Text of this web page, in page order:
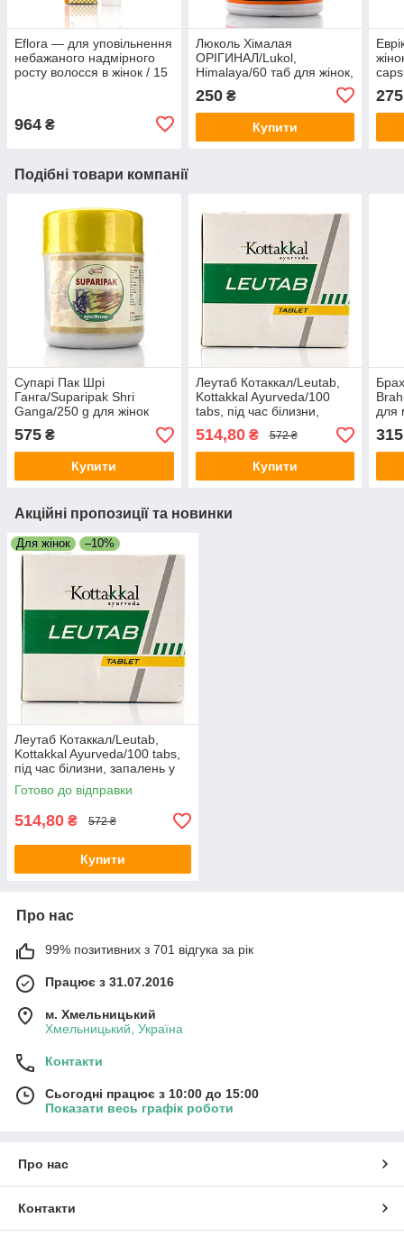
Eflora — для уповільнення
небажаного надмірного
росту волосся в жінок / 15
964 ₴
Люколь Хімалая
ОРІГИНАЛ/Lukol,
Himalaya/60 таб для жінок,
250₴
Купити
275
Подібні товари компанії
Супарі Пак Шрі
Ганга/Suparipak Shri
Ganga/250 g для жінок
575 ₴
Купити
Леутаб Котаккал/Leutab,
Kottakkal Ayurveda/100
tabs, під час білизни,
запалень у жінок
514,80₴ 572 ₴
Купити
для
315
Акційні пропозиції та новинки
Для жінок –10%
Леутаб Котаккал/Leutab,
Kottakkal Ayurveda/100 tabs,
під час білизни, запалень у
жінок
Готово до відправки
514,80 ₴ 572 ₴
Купити
Про нас
99% позитивних з 701 відгука за рік
Працює з 31.07.2016
м. Хмельницький
Хмельницький, Україна
Контакти
Сьогодні працює з 10:00 до 15:00
Показати весь графік роботи
Про нас
Контакти